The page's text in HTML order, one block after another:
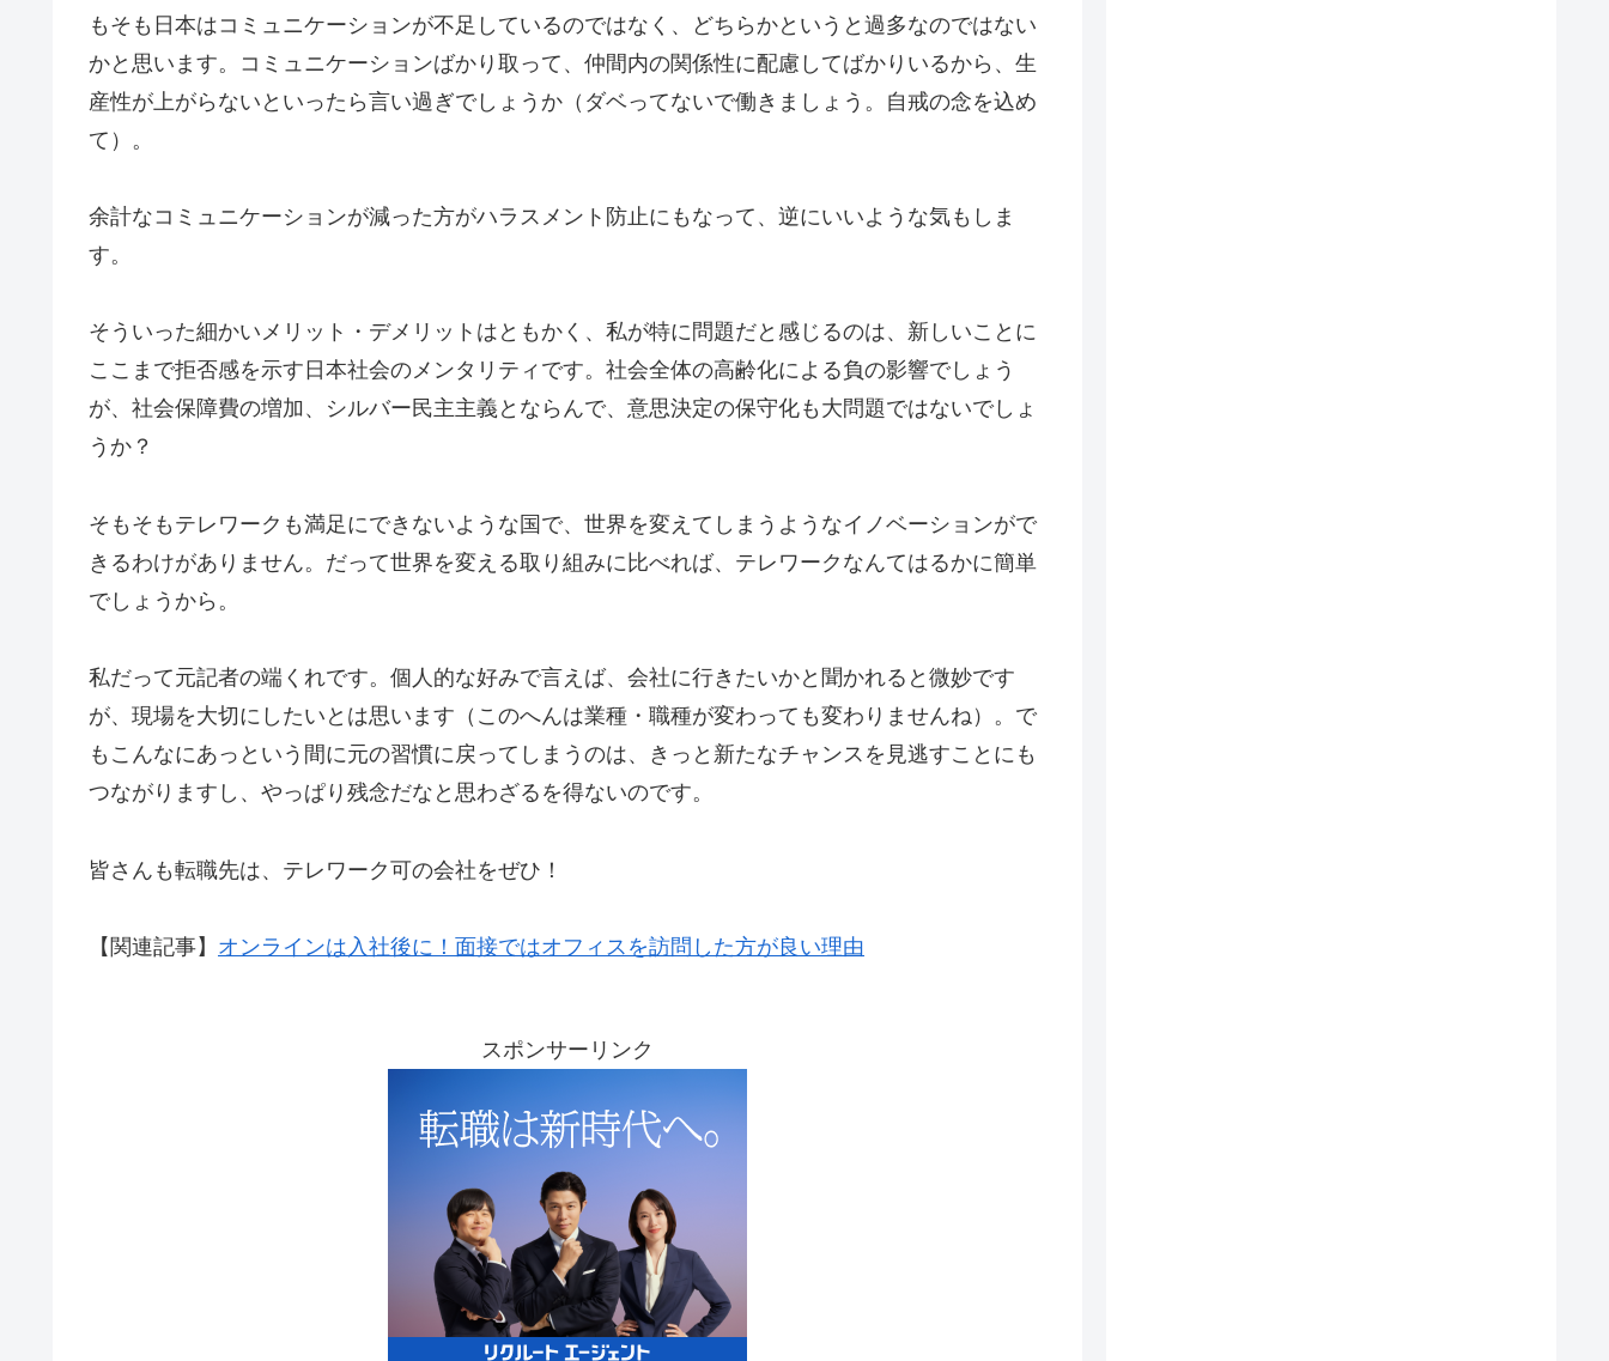
もそも日本はコミュニケーションが不足しているのではなく、どちらかというと過多なのではない
かと思います。コミュニケーションばかり取って、仲間内の関係性に配慮してばかりいるから、生
産性が上がらないといったら言い過ぎでしょうか（ダベってないで働きましょう。自戒の念を込め
て）。
余計なコミュニケーションが減った方がハラスメント防止にもなって、逆にいいような気もしま
す。
そういった細かいメリット・デメリットはともかく、私が特に問題だと感じるのは、新しいことに
ここまで拒否感を示す日本社会のメンタリティです。社会全体の高齢化による負の影響でしょう
が、社会保障費の増加、シルバー民主主義とならんで、意思決定の保守化も大問題ではないでしょ
うか？
そもそもテレワークも満足にできないような国で、世界を変えてしまうようなイノベーションがで
きるわけがありません。だって世界を変える取り組みに比べれば、テレワークなんてはるかに簡単
でしょうから。
私だって元記者の端くれです。個人的な好みで言えば、会社に行きたいかと聞かれると微妙です
が、現場を大切にしたいとは思います（このへんは業種・職種が変わっても変わりませんね）。で
もこんなにあっという間に元の習慣に戻ってしまうのは、きっと新たなチャンスを見逃すことにも
つながりますし、やっぱり残念だなと思わざるを得ないのです。
皆さんも転職先は、テレワーク可の会社をぜひ！
【関連記事】 オンラインは入社後に！面接ではオフィスを訪問した方が良い理由
スポンサーリンク